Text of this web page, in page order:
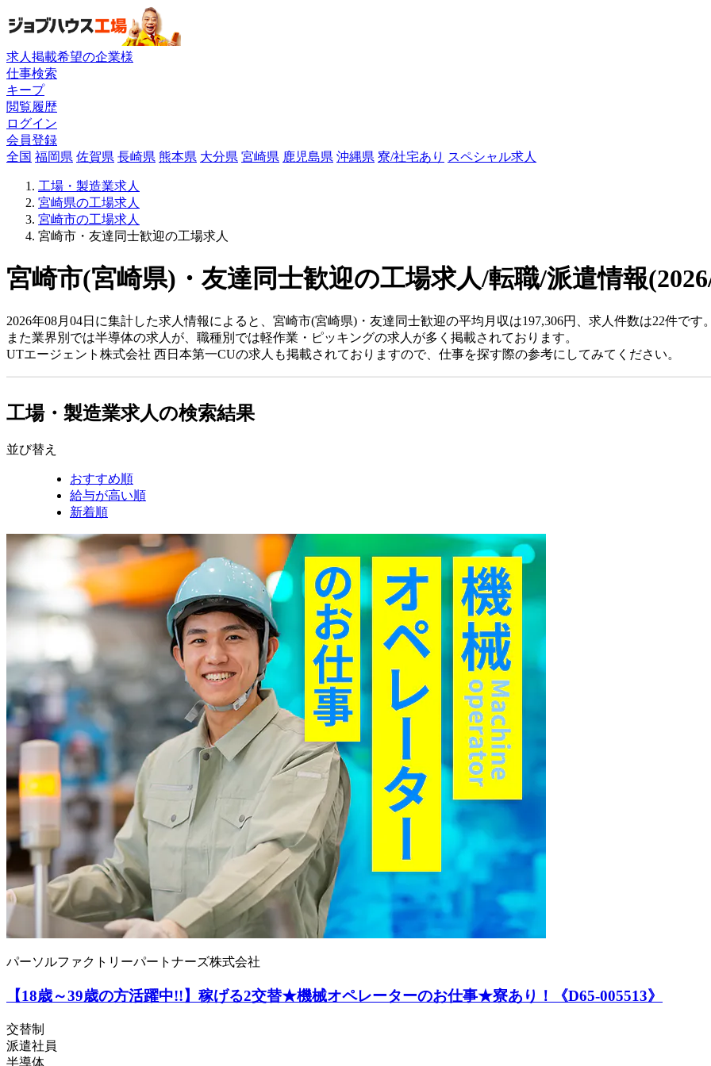
求人掲載希望の企業様
仕事検索
キープ
閲覧履歴
ログイン
会員登録
全国 福岡県 佐賀県 長崎県 熊本県 大分県 宮崎県 鹿児島県 沖縄県 寮/社宅あり スペシャル求人
工場・製造業求人
宮崎県の工場求人
宮崎市の工場求人
宮崎市・友達同士歓迎の工場求人
宮崎市(宮崎県)・友達同士歓迎の工場求人/転職/派遣情報
2026年08月04日に集計した求人情報によると、宮崎市(宮崎県)・友達同士歓迎の平均月収は197,306円、求人件数は22件です
また業界別では半導体の求人が、職種別では軽作業・ピッキングの求人が多く掲載されております。
UTエージェント株式会社 西日本第一CUの求人も掲載されておりますので、仕事を探す際の参考にしてみてください。
工場・製造業求人の検索結果
並び替え
おすすめ順
給与が高い順
新着順
パーソルファクトリーパートナーズ株式会社
【18歳～39歳の方活躍中!!】稼げる2交替★機械オペレーターのお仕事★寮あり！《D65-005513》
交替制
派遣社員
半導体